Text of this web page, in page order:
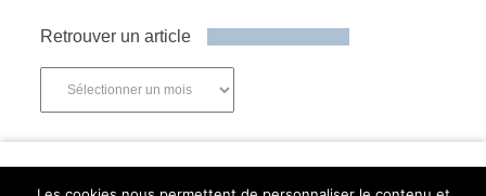
Retrouver un article